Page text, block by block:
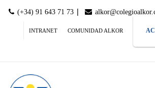
(+34) 91 643 71 73 |
INTRANET COMUNIDAD ALKOR